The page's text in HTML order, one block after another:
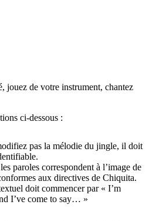
jouez de votre instrument, chantez
ci-dessous :
pas la mélodie du jingle, il doit
paroles correspondent à l’image de
aux directives de Chiquita.
doit commencer par « I’m
I’ve come to say… »